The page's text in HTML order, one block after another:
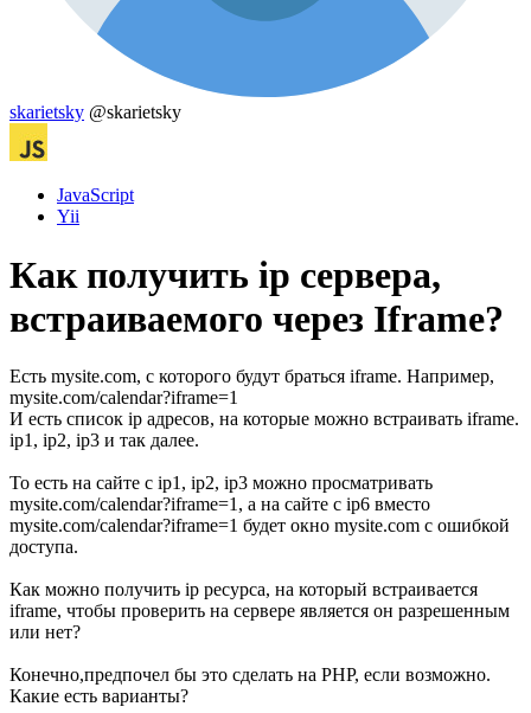
skarietsky @skarietsky
JavaScript
Yii
Как получить ip сервера,
встраиваемого через Iframe?
Есть mysite.com, с которого будут браться iframe. Например,
mysite.com/calendar?iframe=1
И есть список ip адресов, на которые можно встраивать iframe.
ip1, ip2, ip3 и так далее.
То есть на сайте с ip1, ip2, ip3 можно просматривать
mysite.com/calendar?iframe=1, а на сайте с ip6 вместо
mysite.com/calendar?iframe=1 будет окно mysite.com с ошибкой
доступа.
Как можно получить ip ресурса, на который встраивается
iframe, чтобы проверить на сервере является он разрешенным
или нет?
Конечно,предпочел бы это сделать на PHP, если возможно.
Какие есть варианты?